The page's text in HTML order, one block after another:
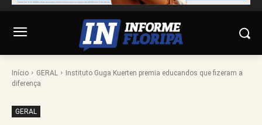
Início GERAL
Instituto Guga Kuerten premia educandos que fizeram a
diferença
GERAL